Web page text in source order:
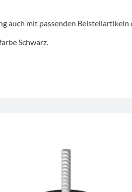
mit passenden Beistellartikeln
Schwarz.